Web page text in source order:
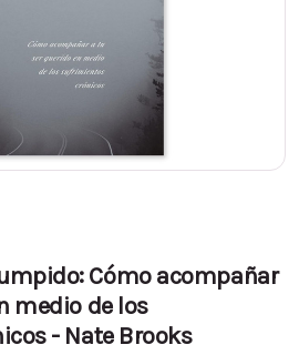
Cómo acompañar
medio de los
- Nate Brooks